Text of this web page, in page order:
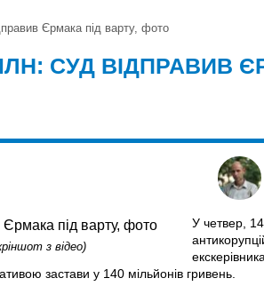
Єрмака під варту, фото
СУД ВІДПРАВИВ
з відео)
У четвер,
застави у 140 мільйонів гривень.